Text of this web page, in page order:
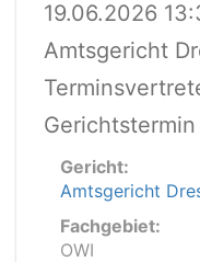
19.06.2026
Amtsgericht
Gericht:
Amtsgericht
Fachgebiet:
OWI